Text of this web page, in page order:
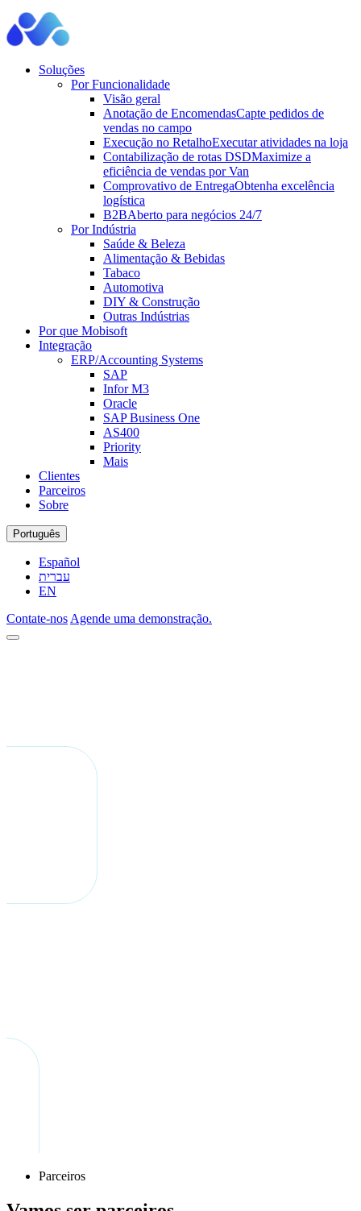
Soluções
Por Funcionalidade
Visão geral
Anotação de EncomendasCapte pedidos de
vendas no campo
Execução no RetalhoExecutar atividades na loja
Contabilização de rotas DSDMaximize a
eficiência de vendas por Van
Comprovativo de EntregaObtenha excelência
logística
B2BAberto para negócios 24/7
Por Indústria
Saúde & Beleza
Alimentação & Bebidas
Tabaco
Automotiva
DIY & Construção
Outras Indústrias
Por que Mobisoft
Integração
ERP/Accounting Systems
SAP
Infor M3
Oracle
SAP Business One
AS400
Priority
Mais
Clientes
Parceiros
Sobre
Português
Español
עברית
EN
Contate-nos Agende uma demonstração.
Parceiros